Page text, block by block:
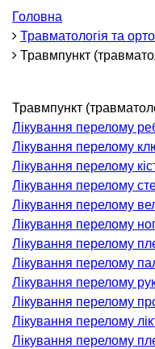
та онкохірургія
і нутриціологія
терапія
Головна
Травматологія та
Травмпункт
Травмпункт
Лікування перелому
Лікування перелому
Лікування перелому
Лікування перелому
Лікування перелому
Лікування перелому
Лікування перелому
Лікування перелому
Лікування перелому
Лікування перелому
Лікування перелому
Лікування перелому